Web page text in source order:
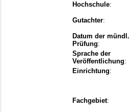
Hochschule:
Gutachter:
Datum der mündl.
Prüfung:
Sprache der
Veröffentlichung:
Einrichtung:
Fachgebiet: